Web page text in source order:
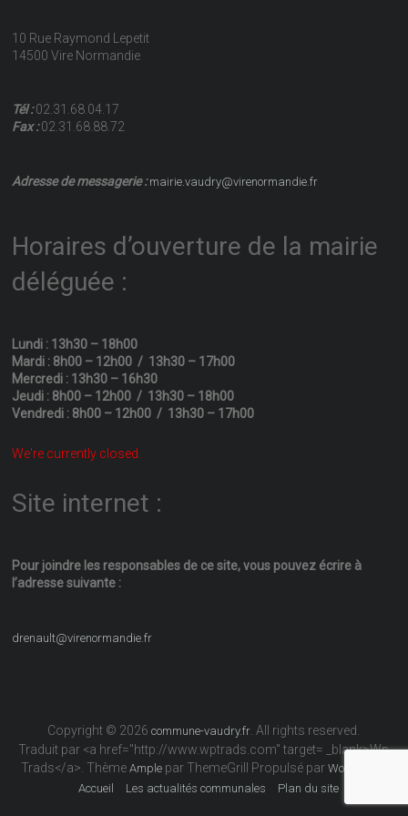
10 Rue Raymond Lepetit
14500 Vire Normandie
Tél :02.31.68.04.17
Fax :02.31.68.88.72
Adresse de messagerie :mairie.vaudry@virenormandie.fr
Horaires d’ouverture de la mairie
déléguée :
Lundi : 13h30 – 18h00
Mardi : 8h00 – 12h00 / 13h30 – 17h00
Mercredi : 13h30 – 16h30
Jeudi : 8h00 – 12h00 / 13h30 – 18h00
Vendredi : 8h00 – 12h00 / 13h30 – 17h00
We're currently closed.
Site internet :
Pour joindre les responsables de ce site, vous pouvez écrire à
l’adresse suivante :
drenault@virenormandie.fr
Copyright © 2026commune-vaudry.fr . All rights reserved.
Traduit par <a href="http://www.wptrads.com" target= _blank>Wp
Trads</a>. ThèmeAmple par ThemeGrill Propulsé parWordPress
Accueil
Les actualités communales Plan du site